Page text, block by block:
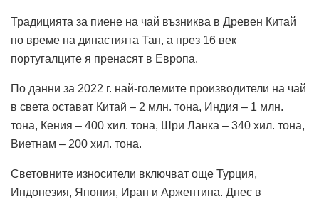
Традицията за пиене на чай възниква в Древен Китай
по време на династията Тан, а през 16 век
португалците я пренасят в Европа.
По данни за 2022 г. най-големите производители на чай
в света остават Китай – 2 млн. тона, Индия – 1 млн.
тона, Кения – 400 хил. тона, Шри Ланка – 340 хил. тона,
Виетнам – 200 хил. тона.
Световните износители включват още Турция,
Индонезия, Япония, Иран и Аржентина. Днес в